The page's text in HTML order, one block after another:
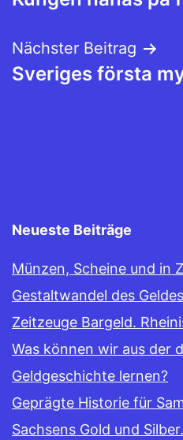
Nächster Beitrag
Sveriges första
Neueste Beiträge
Münzen, Scheine und in
Gestaltwandel des Geldes
Zeitzeuge Bargeld.
Was können wir aus der
Geldgeschichte lernen?
Geprägte Historie für
Sachsens Gold und